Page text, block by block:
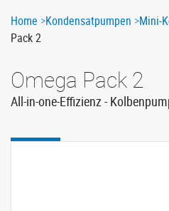
Breadcrumb
Home Kondensatpumpen Mini-
Pack 2
Omega Pack 2
All-in-one-Effizienz -